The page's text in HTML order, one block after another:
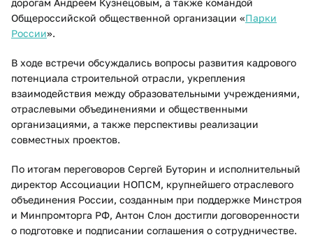
дорогам Андреем Кузнецовым, а также командой
Общероссийской общественной организации «Парки
России».
В ходе встречи обсуждались вопросы развития кадрового
потенциала строительной отрасли, укрепления
взаимодействия между образовательными учреждениями,
отраслевыми объединениями и общественными
организациями, а также перспективы реализации
совместных проектов.
По итогам переговоров Сергей Буторин и исполнительный
директор Ассоциации НОПСМ, крупнейшего отраслевого
объединения России, созданным при поддержке Минстроя
и Минпромторга РФ, Антон Слон достигли договоренности
о подготовке и подписании соглашения о сотрудничестве.